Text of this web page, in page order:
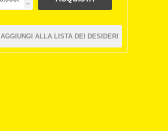
h
AGGIUNGI ALLA LISTA DEI DESIDERI